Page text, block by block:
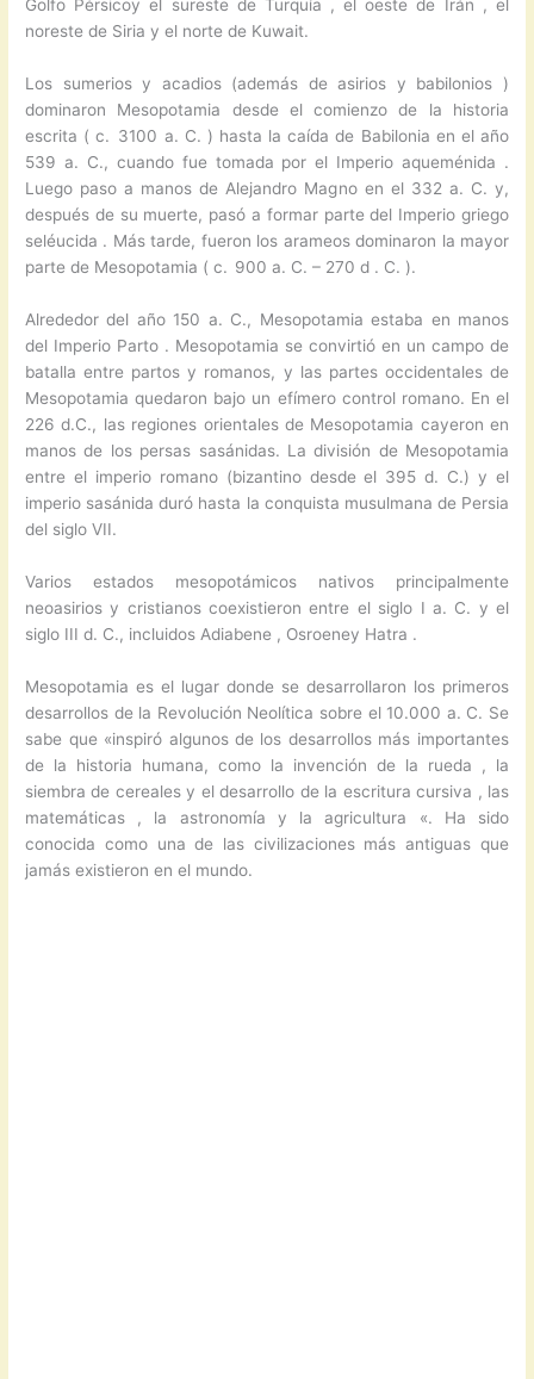
Golfo Pérsicoy el sureste de Turquía , el oeste de Irán , el
noreste de Siria y el norte de Kuwait.
Los sumerios y acadios (además de asirios y babilonios )
dominaron Mesopotamia desde el comienzo de la historia
escrita ( c. 3100 a. C. ) hasta la caída de Babilonia en el año
539 a. C., cuando fue tomada por el Imperio aqueménida .
Luego paso a manos de Alejandro Magno en el 332 a. C. y,
después de su muerte, pasó a formar parte del Imperio griego
seléucida . Más tarde, fueron los arameos dominaron la mayor
parte de Mesopotamia ( c. 900 a. C. – 270 d . C. ).
Alrededor del año 150 a. C., Mesopotamia estaba en manos
del Imperio Parto . Mesopotamia se convirtió en un campo de
batalla entre partos y romanos, y las partes occidentales de
Mesopotamia quedaron bajo un efímero control romano. En el
226 d.C., las regiones orientales de Mesopotamia cayeron en
manos de los persas sasánidas. La división de Mesopotamia
entre el imperio romano (bizantino desde el 395 d. C.) y el
imperio sasánida duró hasta la conquista musulmana de Persia
del siglo VII.
Varios estados mesopotámicos nativos principalmente
neoasirios y cristianos coexistieron entre el siglo I a. C. y el
siglo III d. C., incluidos Adiabene , Osroeney Hatra .
Mesopotamia es el lugar donde se desarrollaron los primeros
desarrollos de la Revolución Neolítica sobre el 10.000 a. C. Se
sabe que «inspiró algunos de los desarrollos más importantes
de la historia humana, como la invención de la rueda , la
siembra de cereales y el desarrollo de la escritura cursiva , las
matemáticas , la astronomía y la agricultura «. Ha sido
conocida como una de las civilizaciones más antiguas que
jamás existieron en el mundo.